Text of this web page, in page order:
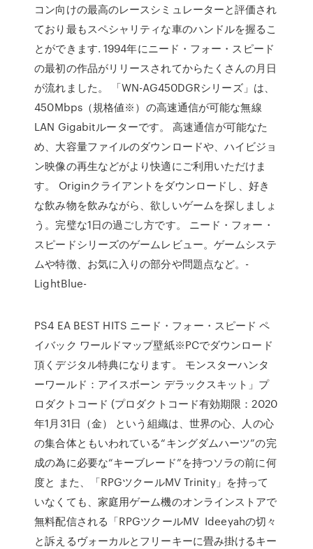
コン向けの最高のレースシミュレーターと評価され
ており最もスペシャリティな車のハンドルを握るこ
とができます. 1994年にニード・フォー・スピード
の最初の作品がリリースされてからたくさんの月日
が流れました。 「WN-AG450DGRシリーズ」は、
450Mbps（規格値※）の高速通信が可能な無線
LAN Gigabitルーターです。 高速通信が可能なた
め、大容量ファイルのダウンロードや、ハイビジョ
ン映像の再生などがより快適にご利用いただけま
す。 Originクライアントをダウンロードし、好き
な飲み物を飲みながら、欲しいゲームを探しましょ
う。完璧な1日の過ごし方です。 ニード・フォー・
スピードシリーズのゲームレビュー。ゲームシステ
ムや特徴、お気に入りの部分や問題点など。-
LightBlue-
PS4 EA BEST HITS ニード・フォー・スピード ペ
イバック ワールドマップ壁紙※PCでダウンロード
頂くデジタル特典になります。 モンスターハンタ
ーワールド：アイスボーン デラックスキット」プ
ロダクトコード (プロダクトコード有効期限：2020
年1月31日（金） という組織は、世界の心、人の心
の集合体ともいわれている“キングダムハーツ”の完
成の為に必要な“キーブレード”を持つソラの前に何
度と また、「RPGツクールMV Trinity」を持って
いなくても、家庭用ゲーム機のオンラインストアで
無料配信される「RPGツクールMV Ideeyahの切々
と訴えるヴォーカルとフリーキーに畳み掛けるキー